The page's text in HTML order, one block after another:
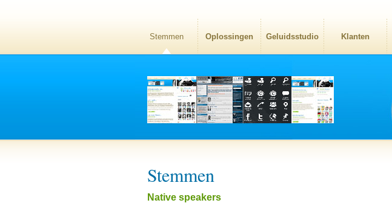
Stemmen Oplossingen Geluidsstudio Klanten
Stemmen
Native speakers